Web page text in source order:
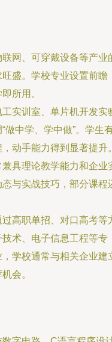
联网、可穿戴设备等产业
盛。学校专业设置前瞻
所用。
工实训室、单片机开发实
做中学、学中做”。学生
动手能力得到显著提升
兼具理论教学能力和企业
与实战技巧，部分课程
过高职单招、对口高考等
术、电子信息工程等专
学校通常与相关企业建
会。